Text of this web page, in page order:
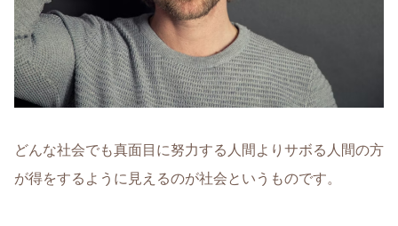
どんな社会でも真面目に努力する人間よりサボる人間の方
が得をするように見えるのが社会というものです。